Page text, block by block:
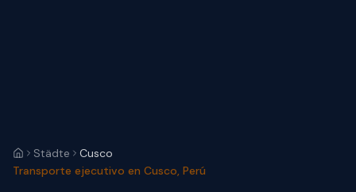
Städte
Cusco
Transporte ejecutivo en Cusco, Perú